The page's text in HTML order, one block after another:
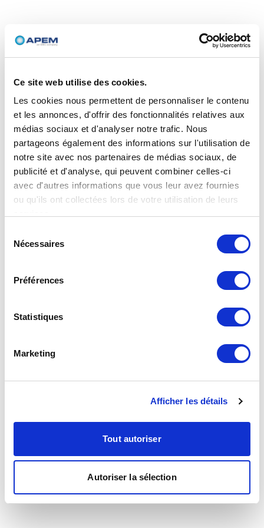
Ce site web utilise des cookies.
Les cookies nous permettent de personnaliser le contenu
et les annonces, d'offrir des fonctionnalités relatives aux
médias sociaux et d'analyser notre trafic. Nous
partageons également des informations sur l'utilisation de
notre site avec nos partenaires de médias sociaux, de
publicité et d'analyse, qui peuvent combiner celles-ci
avec d'autres informations que vous leur avez fournies
ou qu'ils ont collectées lors de votre utilisation de leurs
Nécessaires
Préférences
Statistiques
Marketing
Afficher les détails
Tout autoriser
Autoriser la sélection